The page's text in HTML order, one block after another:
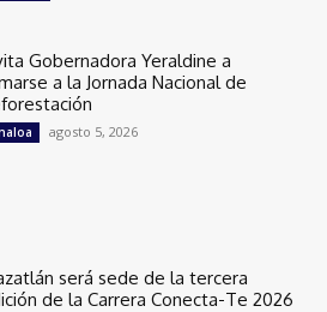
Gobernadora Yeraldine a
a la Jornada Nacional de
agosto 5, 2026
será sede de la tercera
de la Carrera Conecta-Te 2026